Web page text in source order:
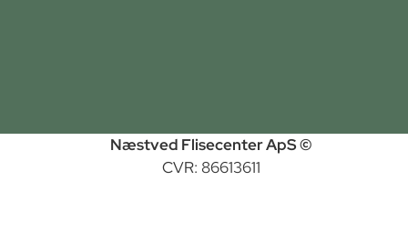
Næstved Flisecenter ApS ©
CVR: 86613611